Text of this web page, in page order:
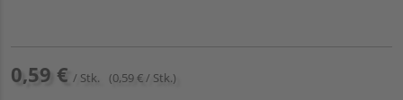
0,59 € / Stk. (0,59 € / Stk.)